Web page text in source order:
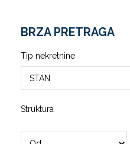
BRZA PRETRAGA
Tip nekretnine
Struktura